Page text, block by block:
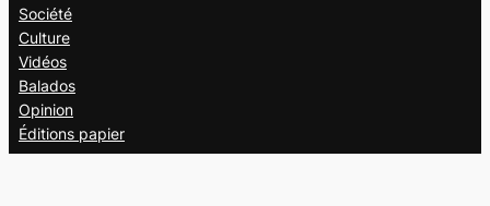
Société
Culture
Vidéos
Balados
Opinion
Éditions papier